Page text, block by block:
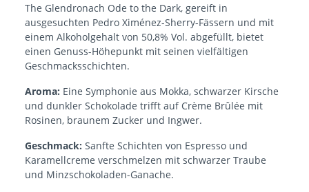
The Glendronach Ode to the Dark, gereift in
ausgesuchten Pedro Ximénez-Sherry-Fässern und mit
einem Alkoholgehalt von 50,8% Vol. abgefüllt, bietet
einen Genuss-Höhepunkt mit seinen vielfältigen
Geschmacksschichten.
Aroma: Eine Symphonie aus Mokka, schwarzer Kirsche
und dunkler Schokolade trifft auf Crème Brûlée mit
Rosinen, braunem Zucker und Ingwer.
Geschmack: Sanfte Schichten von Espresso und
Karamellcreme verschmelzen mit schwarzer Traube
und Minzschokoladen-Ganache.